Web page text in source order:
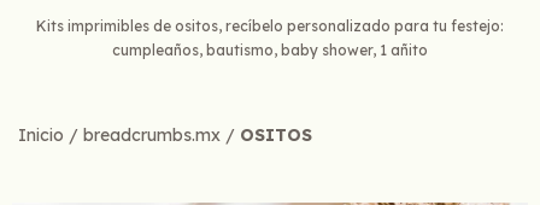
Kits imprimibles de ositos, recíbelo personalizado para tu festejo:
cumpleaños, bautismo, baby shower, 1 añito
Inicio / breadcrumbs.mx / OSITOS